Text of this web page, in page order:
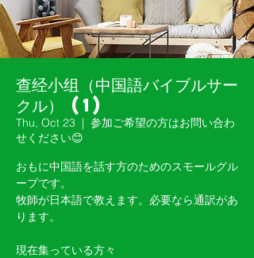
查经小组（中国語バイブルサー
クル） (1)
Thu, Oct 23
  |
参加ご希望の方はお問い合わ
せください😊
おもに中国語を話す方のためのスモールグル
ープです。
牧師が日本語で教えます。必要なら通訳があ
ります。
現在集っている方々